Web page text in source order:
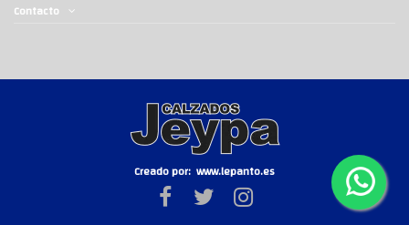
Contacto
Creado por: www.lepanto.es